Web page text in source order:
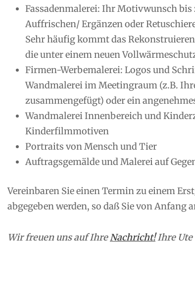
Fassadenmalerei: Ihr Motivwunsch bis
Auffrischen/ Ergänzen oder
Sehr häufig kommt das
die unter einem neuen
Firmen-Werbemalerei: Logos und
Wandmalerei im Meetingraum (z.B.
zusammengefügt) oder ein
Wandmalerei Innenbereich und
Kinderfilmmotiven
Portraits von Mensch und Tier
Auftragsgemälde und Malerei auf
Vereinbaren Sie einen Termin zu einem
abgegeben werden, so daß Sie von Anfang
Wir freuen uns auf Ihre Nachricht!Ihre Ute